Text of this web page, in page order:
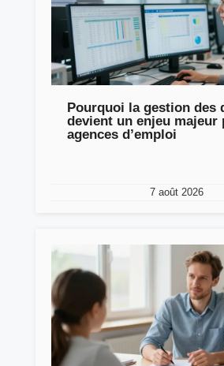
Pourquoi la gestion des
devient un enjeu majeur
agences d’emploi
7 août 2026